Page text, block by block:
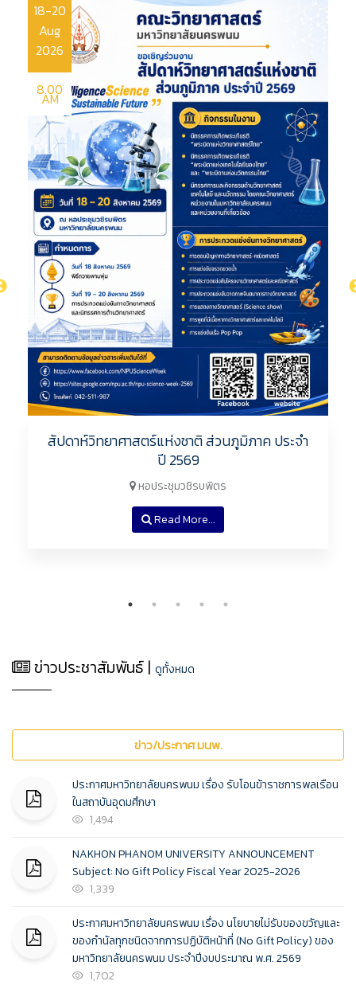
18-20
Aug
2026
8.00
AM
สัปดาห์วิทยาศาสตร์แห่งชาติ ส่วนภูมิภาค ประจำ
ปี 2569
หอประชุมวชิรบพิตร
Read More...
ข่าวประชาสัมพันธ์ | ดูทั้งหมด
ข่าว/ประกาศ มนพ.
ประกาศมหาวิทยาลัยนครพนม เรื่อง รับโอนข้าราชการพลเรือน
ในสถาบันอุดมศึกษา
1,494
NAKHON PHANOM UNIVERSITY ANNOUNCEMENT
Subject: No Gift Policy Fiscal Year 2025-2026
1,339
ประกาศมหาวิทยาลัยนครพนม เรื่อง นโยบายไม่รับของขวัญและ
ของกำนัลทุกชนิดจากการปฏิบัติหน้าที่ (No Gift Policy) ของ
มหาวิทยาลัยนครพนม ประจำปีงบประมาณ พ.ศ. 2569
1,702